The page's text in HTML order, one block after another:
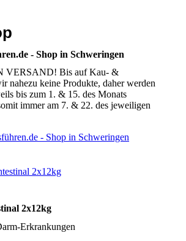
- Shop in Schweringen
VERSAND! Bis auf Kau- &
nahezu keine Produkte, daher werden
bis zum 1. & 15. des Monats
immer am 7. & 22. des jeweiligen
- Shop in Schweringen
2x12kg
2x12kg
Erkrankungen